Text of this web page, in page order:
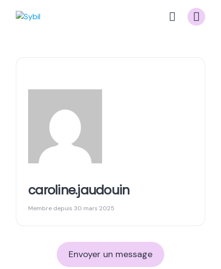
caroline.jaudouin
Membre depuis 30 mars 2025
Envoyer un message